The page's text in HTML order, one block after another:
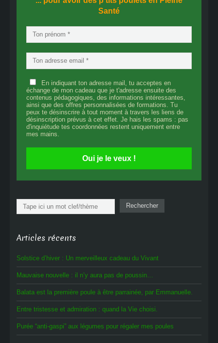
Santé
En indiquant ton adresse mail, tu acceptes en
échange de mon cadeau que je t'adresse ensuite des
contenus pédagogiques, des informations intéressantes,
ainsi que des offres personnalisées de formations. Tu
peux te désinscrire à tout moment à travers les liens de
désinscription prévus à cet effet. Je hais les spams : pas
d'inquiétude tes coordonnées restent uniquement entre
mes mains.
Oui je le veux !
Rechercher Rechercher
Articles récents
Solstice d’hiver : Un merveilleux cadeau du Vivant
Mauvaise nouvelle : il n’y aura pas de poussin…
Balata est la première poule à être parrainée, par Emmanuelle.
Entre tristesse et admiration : quand la Vie choisi.
Purée “anti-gaspi” aux légumes pour régaler mes poules